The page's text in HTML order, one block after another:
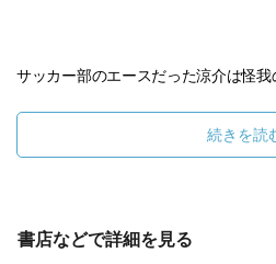
サッカー部のエースだった涼介は怪我
続きを読
書店などで詳細を見る